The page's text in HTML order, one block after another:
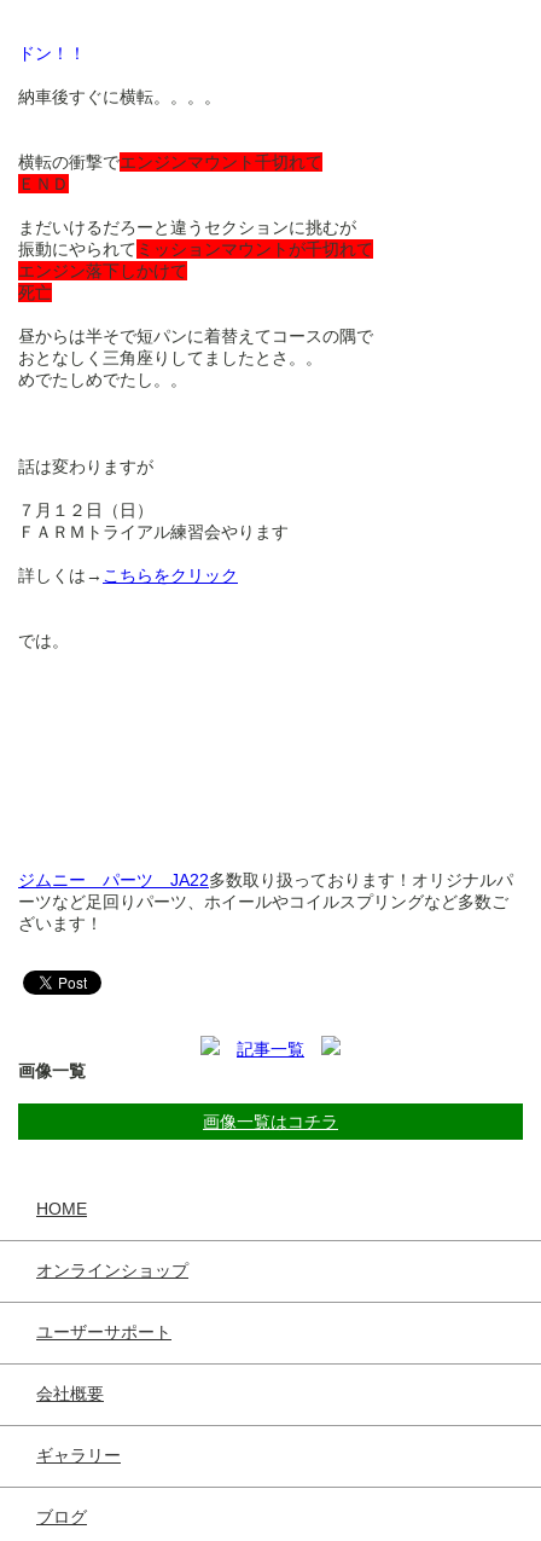
ドン！！
納車後すぐに横転。。。。
横転の衝撃でエンジンマウント千切れて
ＥＮＤ
まだいけるだろーと違うセクションに挑むが
振動にやられて ミッションマウントが千切れて
エンジン落下しかけて
死亡
昼からは半そで短パンに着替えてコースの隅で
おとなしく三角座りしてましたとさ。。
めでたしめでたし。。
話は変わりますが
７月１２日（日）
ＦＡＲＭトライアル練習会やります
詳しくは→ こちらをクリック
では。
ジムニー パーツ JA22多数取り扱っております！オリジナルパ
ーツなど足回りパーツ、ホイールやコイルスプリングなど多数ご
ざいます！
記事一覧
画像一覧
画像一覧はコチラ
HOME
オンラインショップ
ユーザーサポート
会社概要
ギャラリー
ブログ